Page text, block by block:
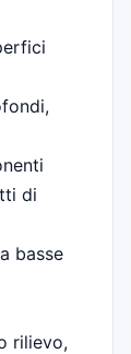
di
basse
rilievo,